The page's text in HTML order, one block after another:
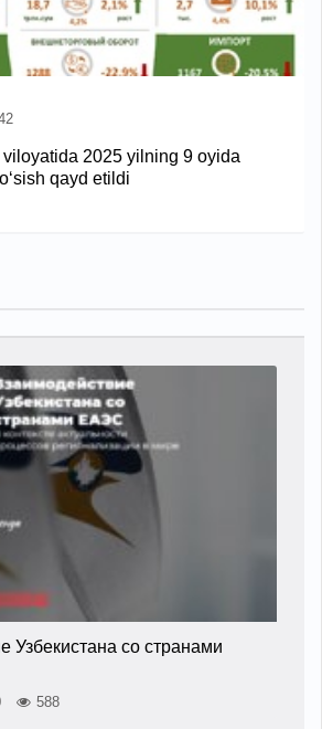
viloyatida 2025 yilning 9 oyida
qayd etildi
Узбекистана со странами
588